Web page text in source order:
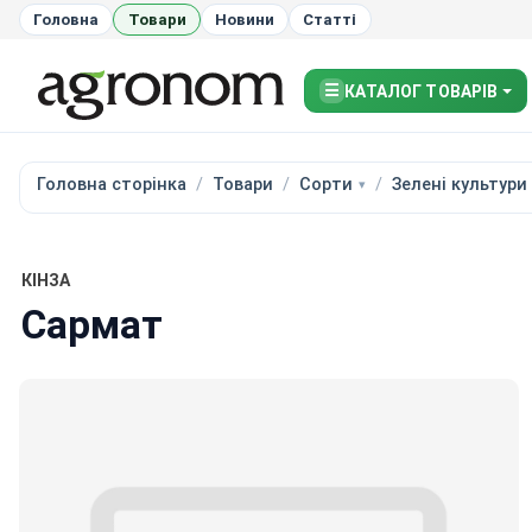
Головна Товари Новини Статті
☰ КАТАЛОГ ТОВАРІВ
Головна сторінка Товари Сорти Зелені культури
КІНЗА
Сармат